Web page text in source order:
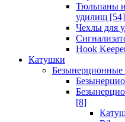
Тюльпаны и
удилищ [54]
Чехлы для
Hook
Катушки
Безынерционные
[8]